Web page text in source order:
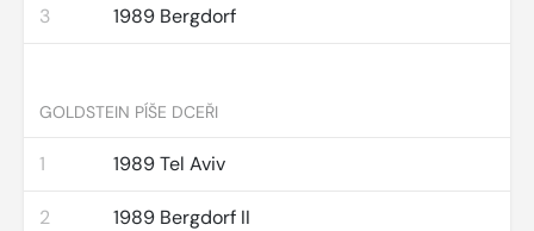
3 1989 Bergdorf
GOLDSTEIN PÍŠE DCEŘI
1 1989 Tel Aviv
2 1989 Bergdorf II